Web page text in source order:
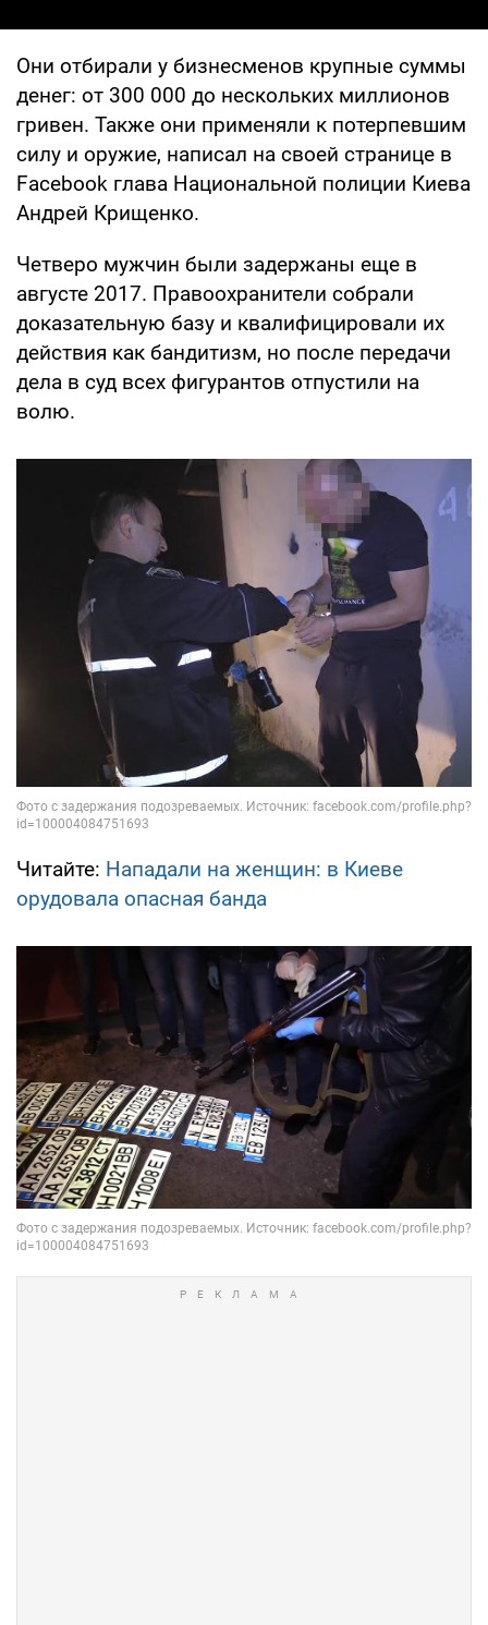
Они отбирали у бизнесменов крупные суммы
денег: от 300 000 до нескольких миллионов
гривен. Также они применяли к потерпевшим
силу и оружие, написал на своей странице в
Facebook глава Национальной полиции Киева
Андрей Крищенко.
Четверо мужчин были задержаны еще в
августе 2017. Правоохранители собрали
доказательную базу и квалифицировали их
действия как бандитизм, но после передачи
дела в суд всех фигурантов отпустили на
волю.
Читайте: Нападали на женщин: в Киеве
орудовала опасная банда